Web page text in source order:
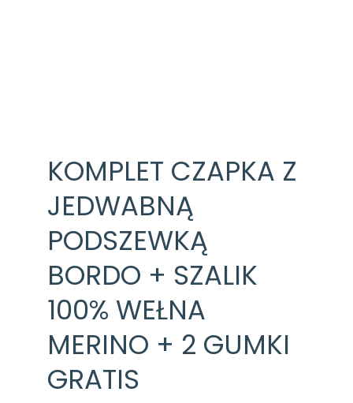
KOMPLET CZAPKA Z
JEDWABNĄ
PODSZEWKĄ
BORDO + SZALIK
100% WEŁNA
MERINO + 2 GUMKI
GRATIS